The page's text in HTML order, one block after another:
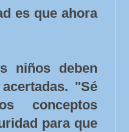
es que ahora
niños deben
"Sé
conceptos
para que